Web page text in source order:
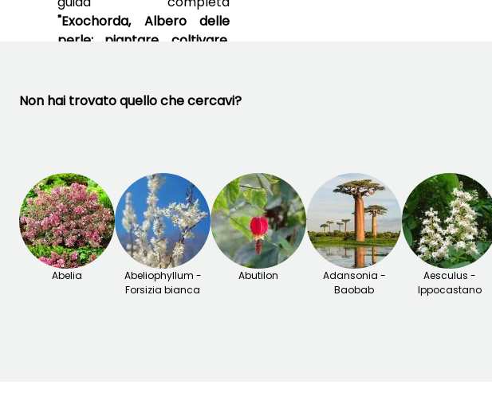
"Exochorda, Albero delle
perle: piantare, coltivare,
TI PIACCIONO!
ottobre a
Dicembre
Non hai trovato quello che cercavi?
Abelia
Abeliophyllum -
Forsizia bianca
Abutilon
Adansonia -
Baobab
Aesculus -
Ippocastano